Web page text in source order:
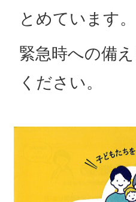
とめています。
緊急時への備
ください。